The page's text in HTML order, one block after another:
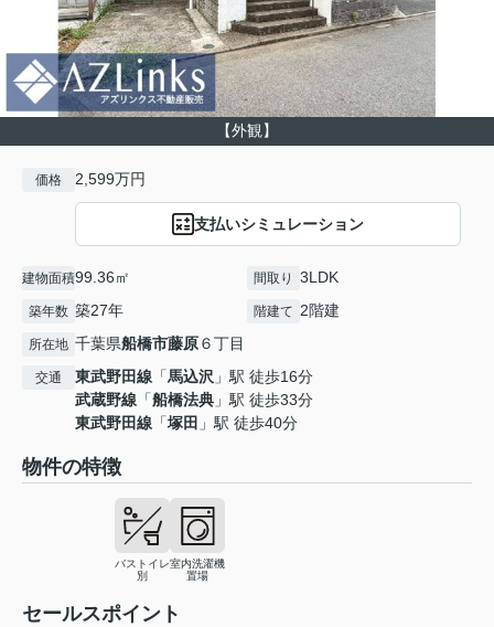
【外観】
価格 2,599万円
支払いシミュレーション
建物面積99.36㎡ 間取り 3LDK
築年数 築27年 階建て 2階建
所在地 千葉県船橋市藤原６丁目
交通 東武野田線 「馬込沢 」駅 徒歩16分
武蔵野線 「船橋法典 」駅 徒歩33分
東武野田線 「塚田 」駅 徒歩40分
物件の特徴
バストイレ
別
室内洗濯機
置場
セールスポイント